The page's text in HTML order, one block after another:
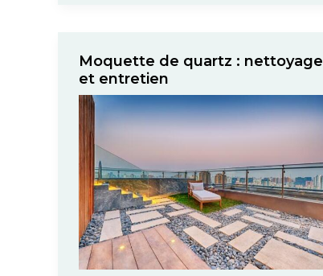
Moquette de quartz : nettoyage
et entretien